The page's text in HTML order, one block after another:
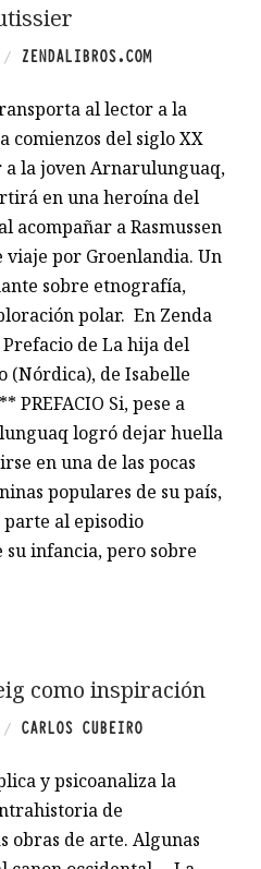
/ ZENDALIBROS.COM
al lector a la
comienzos del siglo XX
a la joven Arnarulunguaq,
en una heroína del
acompañar a Rasmussen
viaje por Groenlandia. Un
sobre etnografía,
polar. En Zenda
de La hija del
(Nórdica), de Isabelle
PREFACIO Si, pese a
logró dejar huella
en una de las pocas
populares de su país,
parte al episodio
su infancia, pero sobre
como inspiración
/ CARLOS CUBEIRO
y psicoanaliza la
de
obras de arte. Algunas